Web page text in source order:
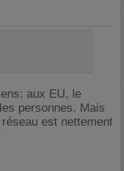
aux EU, le
personnes. Mais
est nettement